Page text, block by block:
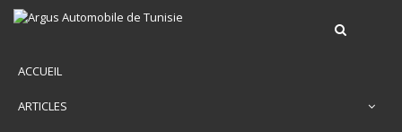
ACCUEIL
ARTICLES